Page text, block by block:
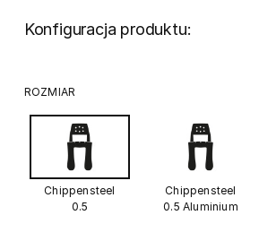
Konfiguracja produktu:
ROZMIAR
Chippensteel
0.5
Chippensteel
0.5 Aluminium